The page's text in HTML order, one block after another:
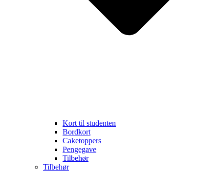
Kort til studenten
Bordkort
Caketoppers
Pengegave
Tilbehør
Tilbehør